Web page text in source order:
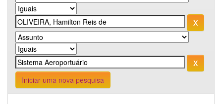
Iniciar uma nova pesquisa